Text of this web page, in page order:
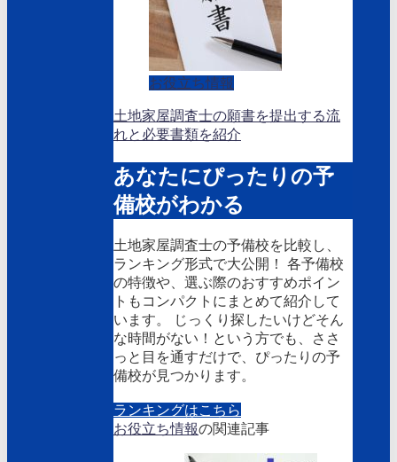
お役立ち情報
土地家屋調査士の願書を提出する流
れと必要書類を紹介
あなたにぴったりの予
備校がわかる
土地家屋調査士の予備校を比較し、
ランキング形式で大公開！ 各予備校
の特徴や、選ぶ際のおすすめポイン
トもコンパクトにまとめて紹介して
います。 じっくり探したいけどそん
な時間がない！という方でも、ささ
っと目を通すだけで、ぴったりの予
備校が見つかります。
ランキングはこちら
お役立ち情報の関連記事